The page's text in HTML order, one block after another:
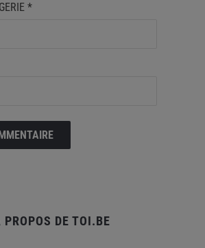
*
PROPOS DE TOI.BE